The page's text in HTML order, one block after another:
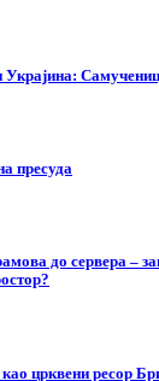
пресуда
до сервера –
црквени ресор